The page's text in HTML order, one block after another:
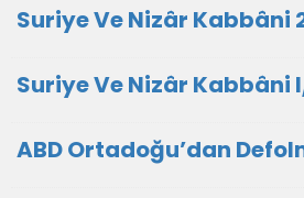
Suriye Ve Nizâr Kabbâni
Suriye Ve Nizâr Kabbâni
ABD Ortadoğu’dan